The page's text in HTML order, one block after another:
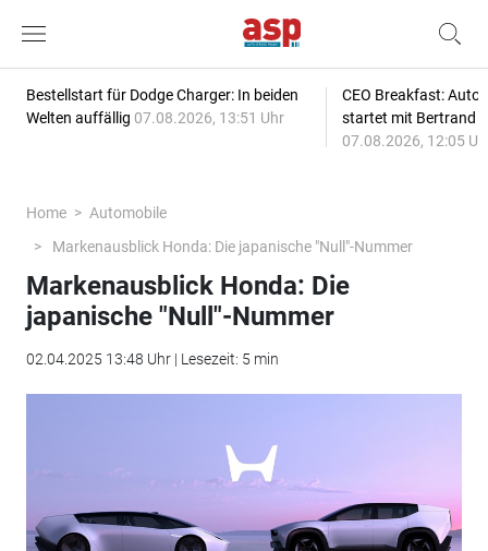
Bestellstart für Dodge Charger: In beiden
Welten auffällig 07.08.2026, 13:51 Uhr
CEO Breakfast:
startet mit Bertrand
07.08.2026, 12:05
Home
Automobile
Markenausblick Honda: Die japanische "Null"-Nummer
Markenausblick Honda: Die
japanische "Null"-Nummer
02.04.2025 13:48 Uhr | Lesezeit: 5 min